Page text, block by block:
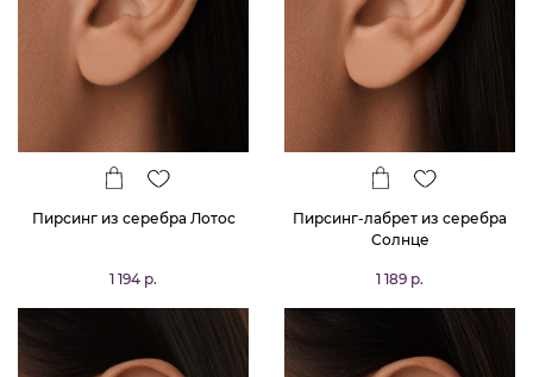
Пирсинг из серебра Лотос
1 194 р.
Пирсинг-лабрет из серебра
Солнце
1 189 р.